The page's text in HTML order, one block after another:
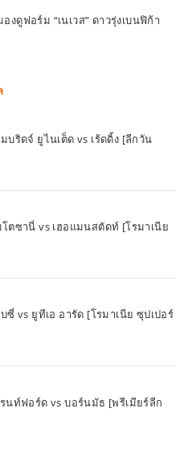
งดูฟอร์ม “เนเวส” ดาวรุ่งเบนฟิก้า
บริดจ์ ยูไนเต็ด vs เร้ดดิ้ง [ลีกวัน
ตซานี่ vs เฮอแมนสตัดท์ [โรมาเนีย
ซี่ vs ยูทีเอ อารัด [โรมาเนีย ซุปเปอร์
นท์ฟอร์ด vs บอร์นมัธ [พรีเมียร์ลีก